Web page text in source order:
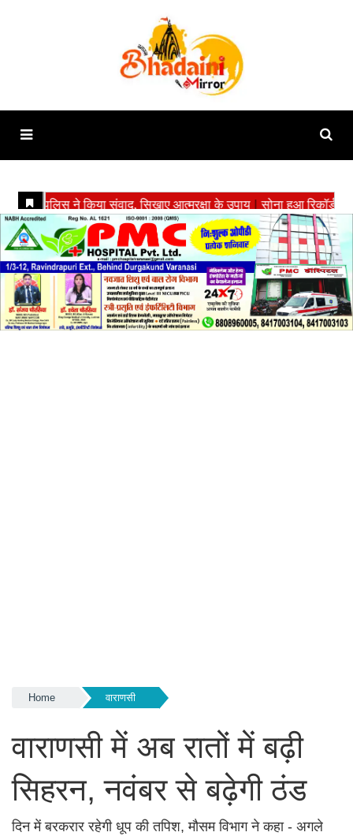
Home वाराणसी
वाराणसी में अब रातों में बढ़ी
सिहरन, नवंबर से बढ़ेगी ठंड
दिन में बरकरार रहेगी धूप की तपिश, मौसम विभाग ने कहा - अगले